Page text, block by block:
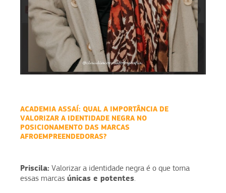
ACADEMIA ASSAÍ: QUAL A IMPORTÂNCIA DE
VALORIZAR A IDENTIDADE NEGRA NO
POSICIONAMENTO DAS MARCAS
AFROEMPREENDEDORAS?
Priscila: Valorizar a identidade negra é o que torna
essas marcas únicas e potentes.